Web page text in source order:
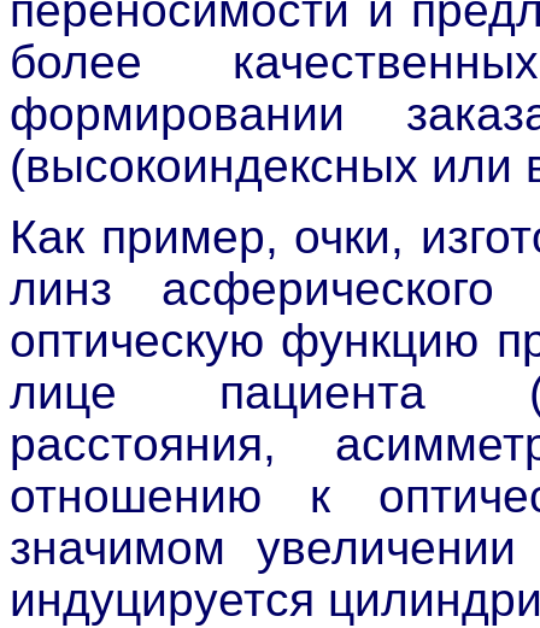
переносимости и
более
формировании
(высокоиндексных или
Как пример, очки,
линз
оптическую функцию
лице пациента
расстояния,
отношению к
значимом увеличении
индуцируется